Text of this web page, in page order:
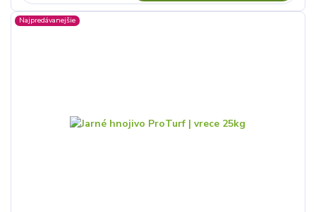
Najpredávanejšie